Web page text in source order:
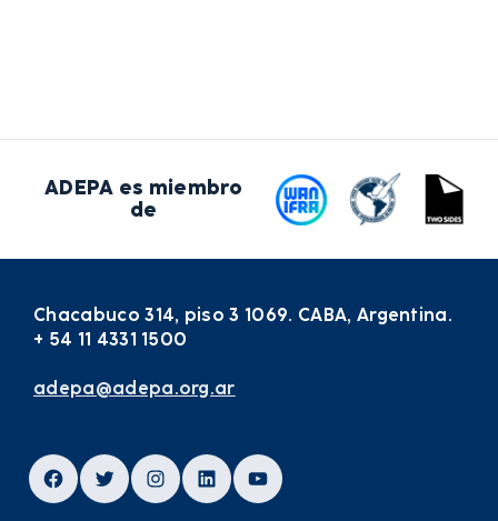
ADEPA es miembro
de
Chacabuco 314, piso 3 1069. CABA, Argentina.
+ 54 11 4331 1500
adepa@adepa.org.ar
Facebook
TwitterInstagram
LinkedInYouTube